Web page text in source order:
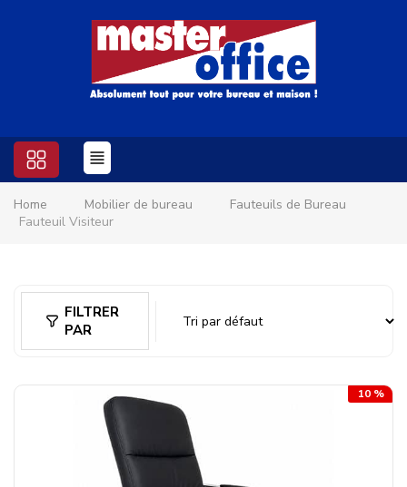
Home Mobilier de bureau
Fauteuils de Bureau
Fauteuil Visiteur
FILTRER
PAR
10 %